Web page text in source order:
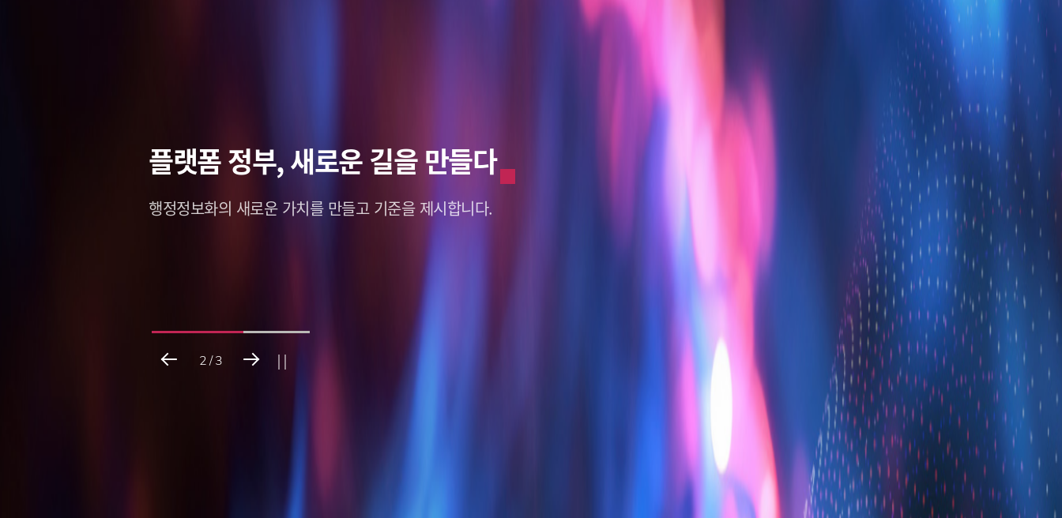
스마트 솔루션,미래를 바라보다
창조적인 미래,솔리데오가 열어갑니다.
데이터로그리는 혁신적인 미래
나를 새롭게 세상을 이롭게,Solideo Data.
플랫폼 정부,새로운 길을 만들다
행정정보화의 새로운 가치를 만들고 기준을 제시합니다.
스마트 솔루션,미래를 바라보다
창조적인 미래,솔리데오가 열어갑니다.
그리는 혁신적인 미래
나를 새롭게 세상을 이롭게,Solideo Data.
3/3